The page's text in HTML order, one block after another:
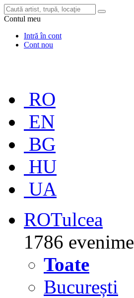
Contul meu
Intră în cont
Cont nou
RO
EN
BG
HU
UA
ROTulcea
1786
Toate
București